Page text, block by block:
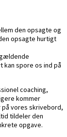
den opsagte og
opsagte hurtigt
spore os ind på
coaching,
kommer
vores skrivebord,
tildeler den
opgave.